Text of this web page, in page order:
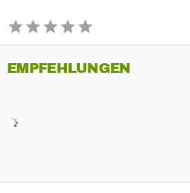
EMPFEHLUNGEN